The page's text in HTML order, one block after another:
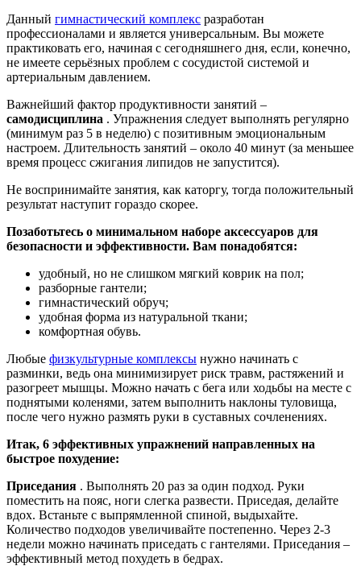
Данный гимнастический комплекс разработан
профессионалами и является универсальным. Вы можете
практиковать его, начиная с сегодняшнего дня, если, конечно,
не имеете серьёзных проблем с сосудистой системой и
артериальным давлением.
Важнейший фактор продуктивности занятий –
самодисциплина . Упражнения следует выполнять регулярно
(минимум раз 5 в неделю) с позитивным эмоциональным
настроем. Длительность занятий – около 40 минут (за меньшее
время процесс сжигания липидов не запустится).
Не воспринимайте занятия, как каторгу, тогда положительный
результат наступит гораздо скорее.
Позаботьтесь о минимальном наборе аксессуаров для
безопасности и эффективности. Вам понадобятся:
удобный, но не слишком мягкий коврик на пол;
разборные гантели;
гимнастический обруч;
удобная форма из натуральной ткани;
комфортная обувь.
Любые физкультурные комплексы нужно начинать с
разминки, ведь она минимизирует риск травм, растяжений и
разогреет мышцы. Можно начать с бега или ходьбы на месте с
поднятыми коленями, затем выполнить наклоны туловища,
после чего нужно размять руки в суставных сочленениях.
Итак, 6 эффективных упражнений направленных на
быстрое похудение:
Приседания . Выполнять 20 раз за один подход. Руки
поместить на пояс, ноги слегка развести. Приседая, делайте
вдох. Встаньте с выпрямленной спиной, выдыхайте.
Количество подходов увеличивайте постепенно. Через 2-3
недели можно начинать приседать с гантелями. Приседания –
эффективный метод похудеть в бедрах.